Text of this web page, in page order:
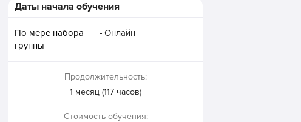
Даты начала обучения
По мере набора
группы
- Онлайн
Продолжительность:
1 месяц (117 часов)
Стоимость обучения: